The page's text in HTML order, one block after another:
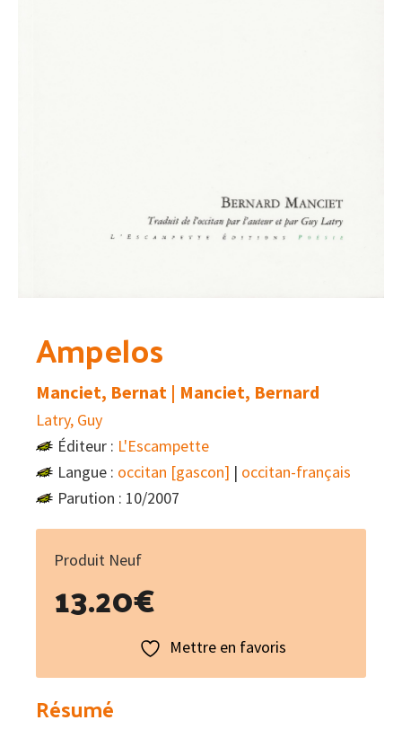
Ampelos
Manciet, Bernat | Manciet, Bernard
Latry, Guy
Éditeur : L'Escampette
Langue : occitan [gascon] | occitan-français
Parution : 10/2007
Produit Neuf
13.20€
Mettre en favoris
Résumé